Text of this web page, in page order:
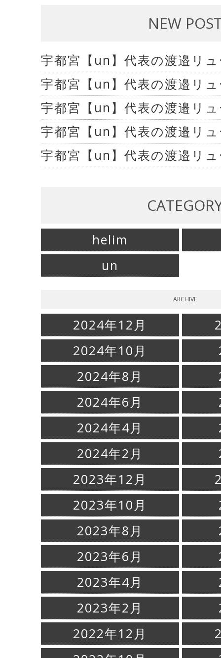
NEW
宇都宮【un】代表の渡邉リ
宇都宮【un】代表の渡邉リ
宇都宮【un】代表の渡邉リ
宇都宮【un】代表の渡邉リ
宇都宮【un】代表の渡邉リ
helim
un
ARCHIVE
2024年12月
2024年10月
2024年8月
2024年6月
2024年4月
2024年2月
2023年12月
2023年10月
2023年8月
2023年6月
2023年4月
2023年2月
2022年12月